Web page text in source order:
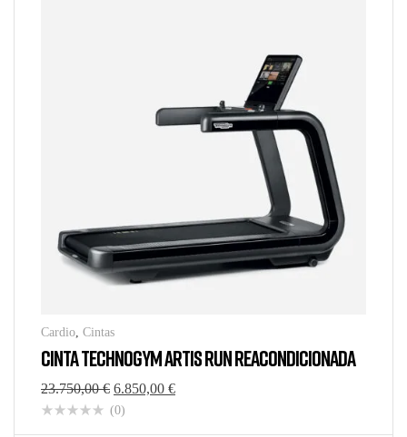
Cardio Cintas
CINTA TECHNOGYM ARTIS RUN REACONDICIONADA
23.750,00€ 6.850,00 €
(0)